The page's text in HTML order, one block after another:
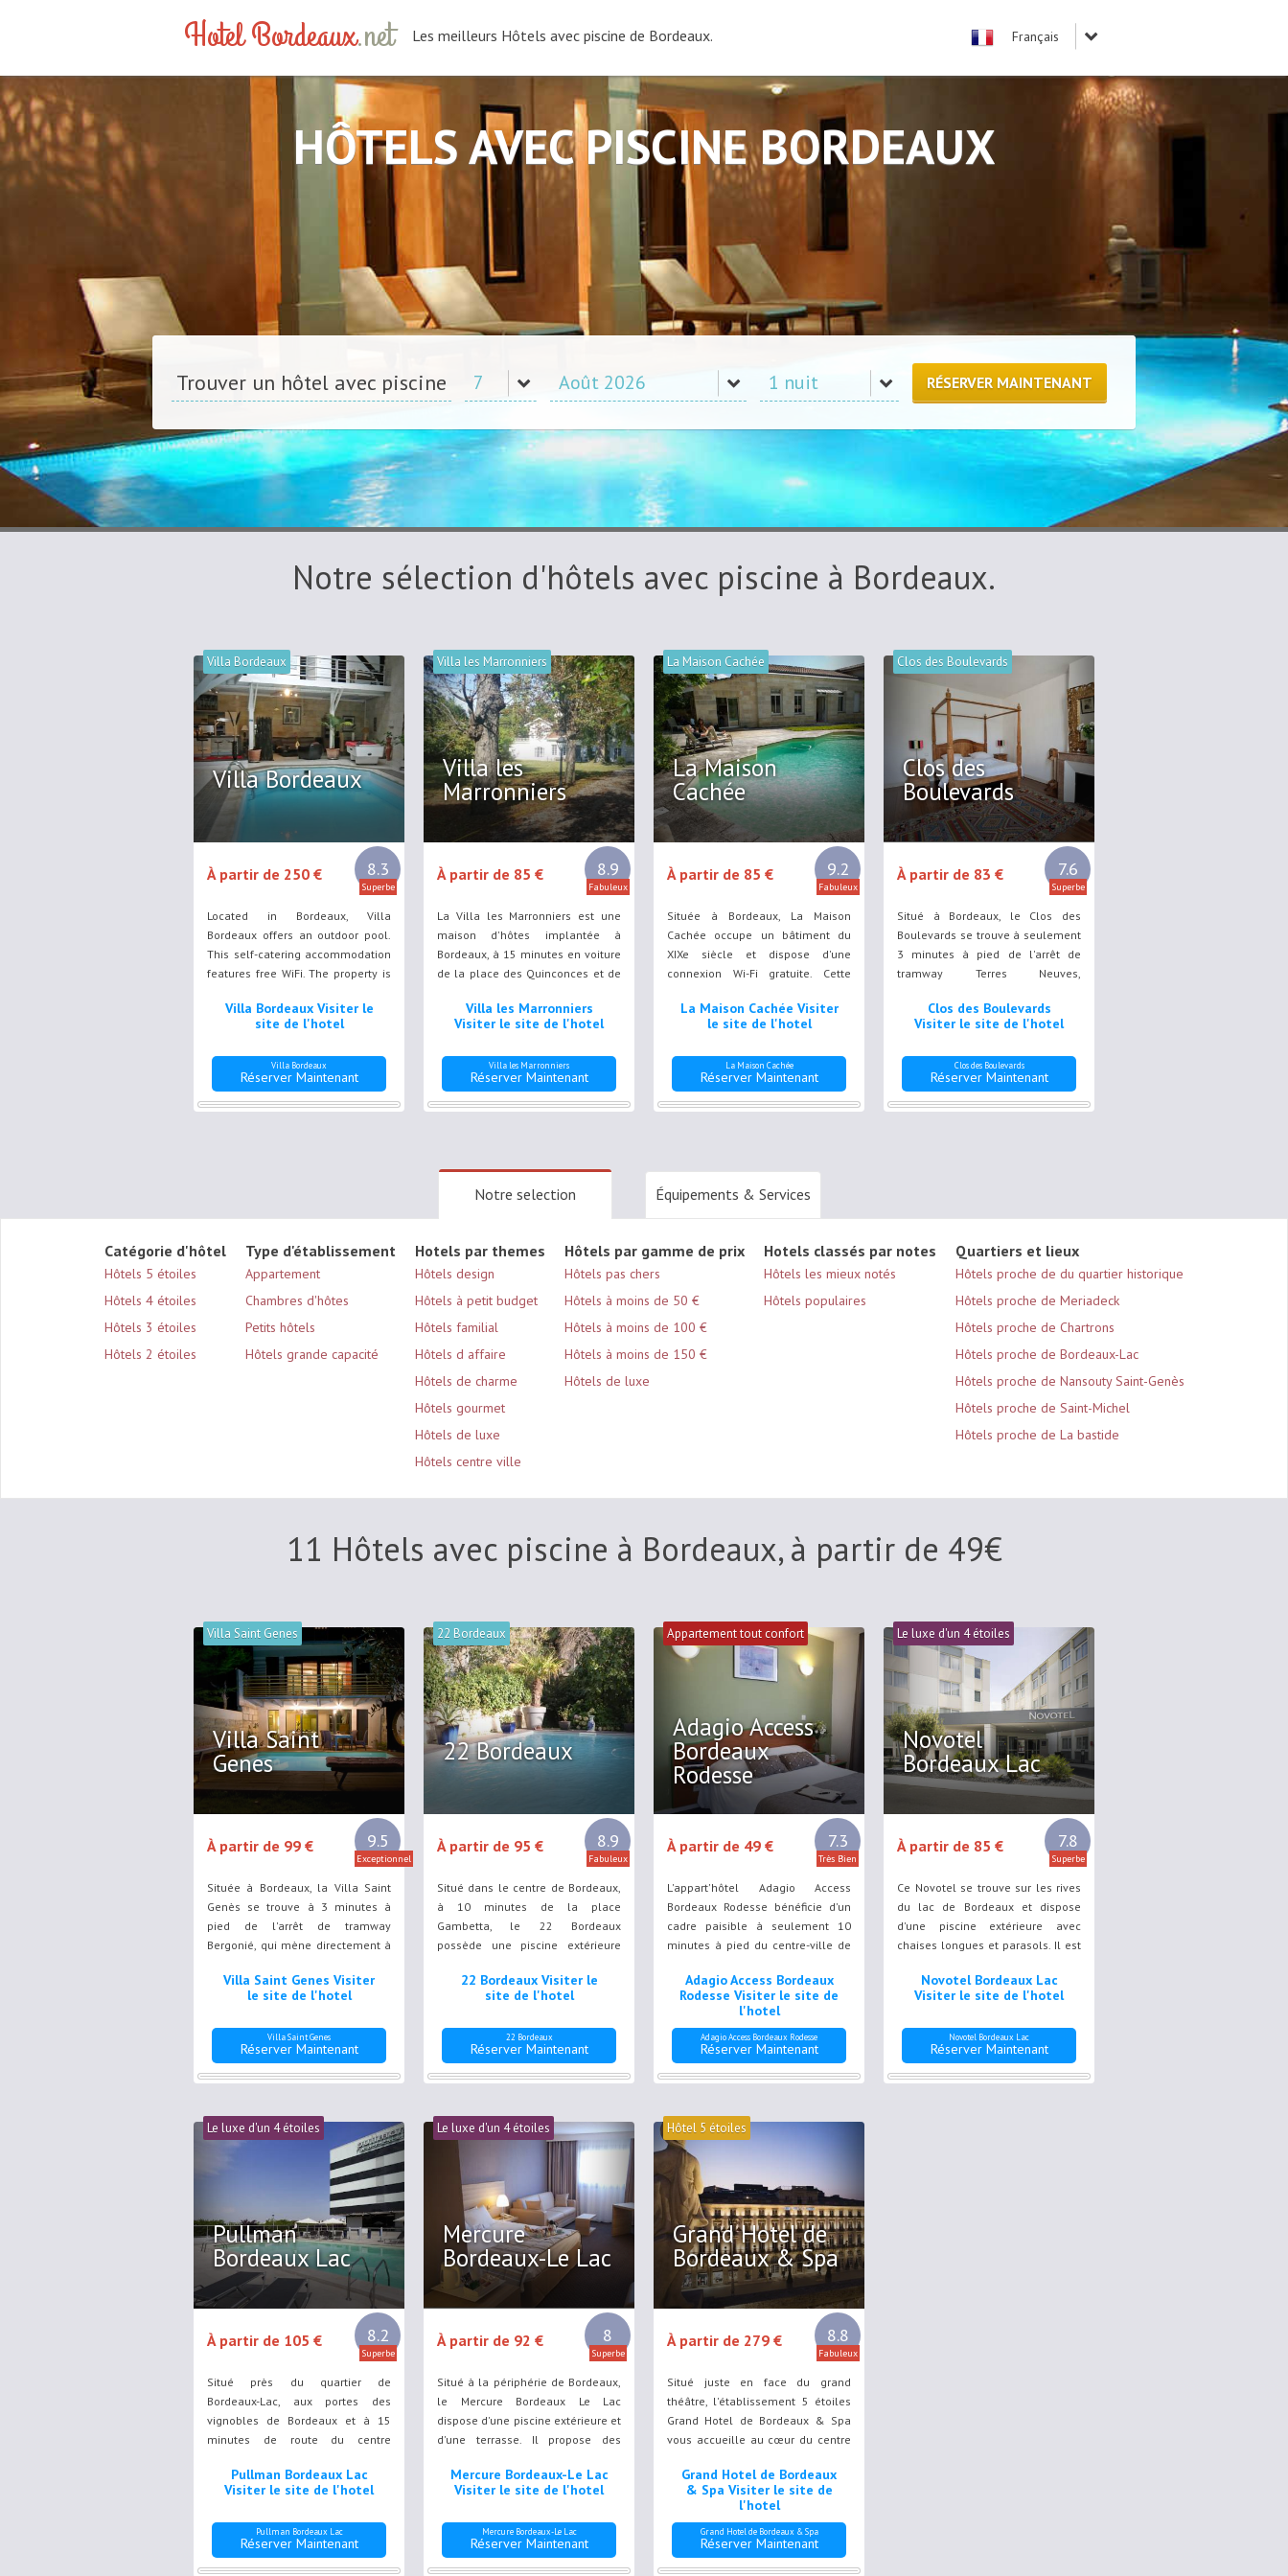
Hotel Bordeaux.net Les meilleurs Hôtels avec piscine de Bordeaux.
HÔTELS AVEC PISCINE BORDEAUX
Trouver un hôtel avec piscine RÉSERVER MAINTENANT
Notre sélection d'hôtels avec piscine à Bordeaux.
Villa Bordeaux
Villa Bordeaux
8.3
Superbe
À partir de 250 €
Located in Bordeaux, Villa
Bordeaux offers an outdoor pool.
This self-catering accommodation
features free WiFi. The property is
Museum and 1.2 km from CAPC
Musee d'Art Contemporain.
Villa Bordeaux Visiter le
site de l'hotel
Villa Bordeaux
Réserver Maintenant
Villa les Marronniers
Villa les
Marronniers
8.9
Fabuleux
À partir de 85 €
La Villa les Marronniers est une
maison d'hôtes implantée à
Bordeaux, à 15 minutes en voiture
de la place des Quinconces et de
Villa les Marronniers
Visiter le site de l'hotel
Villa les Marronniers
Réserver Maintenant
La Maison Cachée
La Maison
Cachée
9.2
Fabuleux
À partir de 85 €
Située à Bordeaux, La Maison
Cachée occupe un bâtiment du
XIXe siècle et dispose d'une
connexion Wi-Fi gratuite. Cette
piscine d'eau salée et vous
pourrez vous détendre dans le
La Maison Cachée Visiter
le site de l'hotel
La Maison Cachée
Réserver Maintenant
Clos des Boulevards
Clos des
Boulevards
7.6
Superbe
À partir de 83 €
Situé à Bordeaux, le Clos des
Boulevards se trouve à seulement
3 minutes à pied de l'arrêt de
tramway Terres Neuves,
Saint-Jean en 5 minutes. Il
possède une piscine extérieure
Clos des Boulevards
Visiter le site de l'hotel
Clos des Boulevards
Réserver Maintenant
Notre selection Équipements & Services
Catégorie d'hôtel
Hôtels 5 étoiles
Hôtels 4 étoiles
Hôtels 3 étoiles
Hôtels 2 étoiles
Type d'établissement
Appartement
Chambres d'hôtes
Petits hôtels
Hôtels grande capacité
Hotels par themes
Hôtels design
Hôtels à petit budget
Hôtels familial
Hôtels d affaire
Hôtels de charme
Hôtels gourmet
Hôtels de luxe
Hôtels centre ville
Hôtels par gamme de prix
Hôtels pas chers
Hôtels à moins de 50 €
Hôtels à moins de 100 €
Hôtels à moins de 150 €
Hôtels de luxe
Hotels classés par notes
Hôtels les mieux notés
Hôtels populaires
Quartiers et lieux
Hôtels proche de du quartier historique
Hôtels proche de Meriadeck
Hôtels proche de Chartrons
Hôtels proche de Bordeaux-Lac
Hôtels proche de Nansouty Saint-Genès
Hôtels proche de Saint-Michel
Hôtels proche de La bastide
11 Hôtels avec piscine à Bordeaux, à partir de 49€
Villa Saint Genes
Villa Saint
Genes
9.5
Exceptionnel
À partir de 99 €
Située à Bordeaux, la Villa Saint
Genès se trouve à 3 minutes à
pied de l'arrêt de tramway
Bergonié, qui mène directement à
dispose d'une piscine extérieure
ouverte en saison, d'un jardin et
Villa Saint Genes Visiter
le site de l'hotel
Villa Saint Genes
Réserver Maintenant
22 Bordeaux
22 Bordeaux
8.9
Fabuleux
À partir de 95 €
Situé dans le centre de Bordeaux,
à 10 minutes de la place
Gambetta, le 22 Bordeaux
possède une piscine extérieure
salon. Une connexion Internet par
câble gratuite est à votre
22 Bordeaux Visiter le
site de l'hotel
22 Bordeaux
Réserver Maintenant
Appartement tout confort
Adagio Access
Bordeaux
Rodesse
7.3
Très Bien
À partir de 49 €
L'appart'hôtel Adagio Access
Bordeaux Rodesse bénéficie d'un
cadre paisible à seulement 10
minutes à pied du centre-ville de
appartements confortables et une
connexion Wi-Fi gratuite.
Adagio Access Bordeaux
Rodesse Visiter le site de
l'hotel
Adagio Access Bordeaux Rodesse
Réserver Maintenant
Le luxe d'un 4 étoiles
Novotel
Bordeaux Lac
7.8
Superbe
À partir de 85 €
Ce Novotel se trouve sur les rives
du lac de Bordeaux et dispose
d'une piscine extérieure avec
chaises longues et parasols. Il est
congrès et propose une connexion
Wi-Fi gratuite.
Novotel Bordeaux Lac
Visiter le site de l'hotel
Novotel Bordeaux Lac
Réserver Maintenant
Le luxe d'un 4 étoiles
Pullman
Bordeaux Lac
8.2
Superbe
À partir de 105 €
Situé près du quartier de
Bordeaux-Lac, aux portes des
vignobles de Bordeaux et à 15
minutes de route du centre
Pullman Bordeaux Lac possède un
restaurant doté d'un bar, une
Pullman Bordeaux Lac
Visiter le site de l'hotel
Pullman Bordeaux Lac
Réserver Maintenant
Le luxe d'un 4 étoiles
Mercure
Bordeaux-Le Lac
8
Superbe
À partir de 92 €
Situé à la périphérie de Bordeaux,
le Mercure Bordeaux Le Lac
dispose d'une piscine extérieure et
d'une terrasse. Il propose des
d'une télévision par satellite à
écran plat.
Mercure Bordeaux-Le Lac
Visiter le site de l'hotel
Mercure Bordeaux-Le Lac
Réserver Maintenant
Hôtel 5 étoiles
Grand Hotel de
Bordeaux & Spa
8.8
Fabuleux
À partir de 279 €
Situé juste en face du grand
théâtre, l'établissement 5 étoiles
Grand Hotel de Bordeaux & Spa
vous accueille au cœur du centre
Grand Hotel de Bordeaux
& Spa Visiter le site de
l'hotel
Grand Hotel de Bordeaux & Spa
Réserver Maintenant